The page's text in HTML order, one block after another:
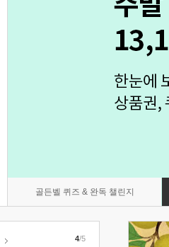
골든벨 퀴즈 & 완독 챌린지
4/5